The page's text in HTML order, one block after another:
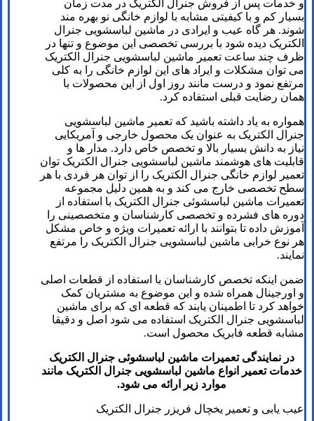
و خدمات پس از فروش جنرال الکتریک در مدت زمان
بسیار کم و با کیفیتی مشابه با لوازم خانگی نو بهره مند
شوند. هر گاه عیب و ایرادی در ماشین لباسشویی جنرال
الکتریک دیده شود با بررسی تخصصی این موضوع و تنها در
ظرف چند ساعت تعمیر ماشین لباسشویی جنرال الکتریک
می توان مشکلات و ایراد های این لوازم خانگی را به کلی
مرتفع نمود و درست مانند روز اول از این محصولات با
همان رضایت قبلی استفاده کرد.
همواره به یاد داشته باشید که تعمیر ماشین لباسشویی
جنرال الکتریک به عنوان یک محصول خارجی و آمریکایی
نیاز به دانش بسیار بالا و تخصص خاص دارد. مدار ها و
قابلیت های هوشمند ماشین لباسشویی جنرال الکتریک توان
تعمیر لوازم خانگی جنرال الکتریک را از توان هر فردی با هر
سطح تخصصی خارج می کند و به همین دلیل مجموعه
تعمیرات ماشین لباسشوئی جنرال الکتریک با استفاده از
دوره های فشرده و تخصصی کارشناسان و متخصصینی را
آموزش داده تا بتوانند با ارائه تعمیرات ویژه و خاص مشکل
هر نوع خرابی ماشین لباسشویی جنرال الکتریک را مرتفع
نمایند.
ضمن اینکه تخصص کارشناسان با استفاده از قطعات اصلی
و اورجینال همراه شده و این موضوع به مشتریان کمک
خواهد کرد تا اطمینان یابند که قطعه ای که برای ماشین
لباسشویی جنرال الکتریک استفاده می شود اصل و دقیقا
مشابه قطعه فابریک محصول است.
در نمایندگی تعمیرات ماشین لباسشوئی جنرال الکتریک
خدمات تعمیر انواع ماشین لباسشویی جنرال الکتریک مانند
موارد زیر ارائه می شود.
عیب یابی و تعمیر یخچال فریزر جنرال الکتریک